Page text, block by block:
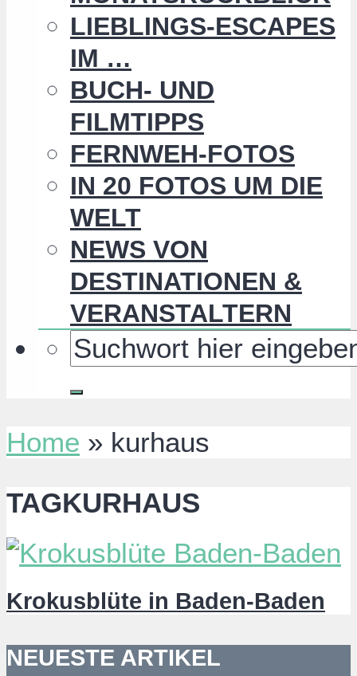
LIEBLINGS-ESCAPES
IM …
BUCH- UND
FILMTIPPS
FERNWEH-FOTOS
IN 20 FOTOS UM DIE
WELT
NEWS VON
DESTINATIONEN &
VERANSTALTERN
Home » kurhaus
TAGKURHAUS
Krokusblüte in Baden-Baden
NEUESTE ARTIKEL